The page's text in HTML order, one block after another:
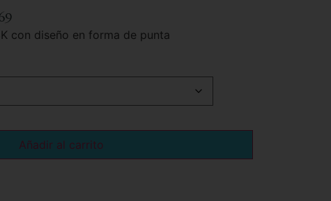
con diseño en forma de punta
Añadir al carrito